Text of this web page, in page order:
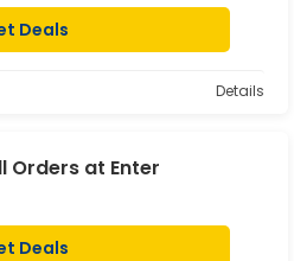
Deals
Details
Orders at Enter
Deals